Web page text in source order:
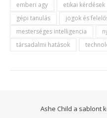
emberi agy etikai kérdések
gépi tanulás
jogok és
mesterséges intelligencia
társadalmi hatások
Ashe Child a sablont